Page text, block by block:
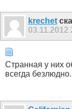
krechet
03.11.2012
Странная у них
всегда безлюдно.